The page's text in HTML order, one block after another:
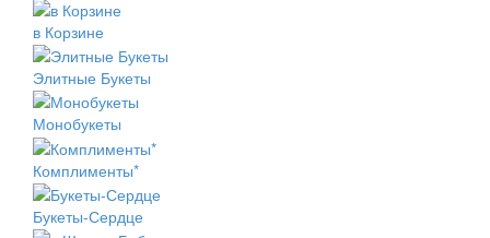
в Корзине
Элитные Букеты
Монобукеты
Комплименты*
Букеты-Сердце